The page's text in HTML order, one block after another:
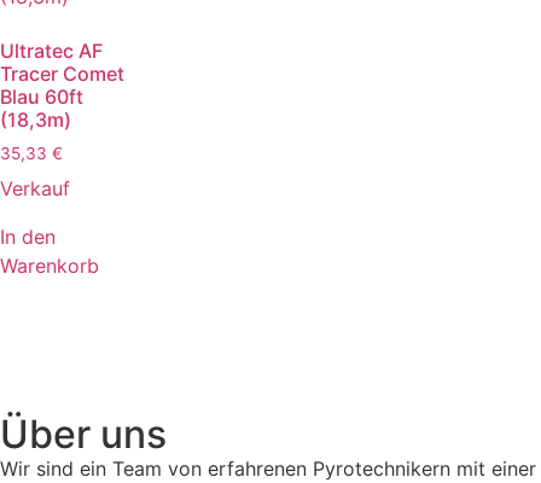
Ultratec AF
Tracer Comet
Blau 60ft
(18,3m)
35,33 €
Verkauf
In den
Warenkorb
Über uns
Wir sind ein Team von erfahrenen Pyrotechnikern mit einer